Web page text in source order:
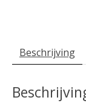
Beschrijving